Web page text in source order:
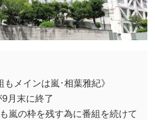
もメインは嵐･相葉雅紀》
9月末に終了
嵐の枠を残す為に番組を続けて